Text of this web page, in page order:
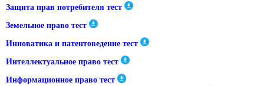
Защита прав потребителя тест
Земельное право тест
Инноватика и патентоведение тест
Интеллектуальное право тест
Информационное право тест